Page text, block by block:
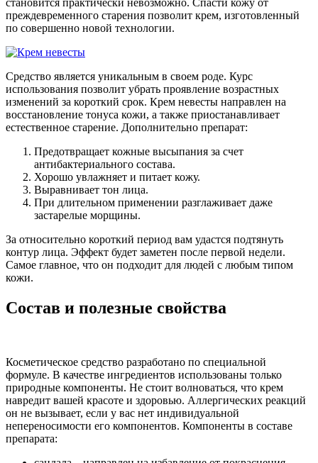
становится практически невозможно. Спасти кожу от
преждевременного старения позволит крем, изготовленный
по совершенно новой технологии.
Средство является уникальным в своем роде. Курс
использования позволит убрать проявление возрастных
изменений за короткий срок. Крем невесты направлен на
восстановление тонуса кожи, а также приостанавливает
естественное старение. Дополнительно препарат:
Предотвращает кожные высыпания за счет
антибактериального состава.
Хорошо увлажняет и питает кожу.
Выравнивает тон лица.
При длительном применении разглаживает даже
застарелые морщины.
За относительно короткий период вам удастся подтянуть
контур лица. Эффект будет заметен после первой недели.
Самое главное, что он подходит для людей с любым типом
кожи.
Состав и полезные свойства
Косметическое средство разработано по специальной
формуле. В качестве ингредиентов использованы только
природные компоненты. Не стоит волноваться, что крем
навредит вашей красоте и здоровью. Аллергических реакций
он не вызывает, если у вас нет индивидуальной
непереносимости его компонентов. Компоненты в составе
препарата: